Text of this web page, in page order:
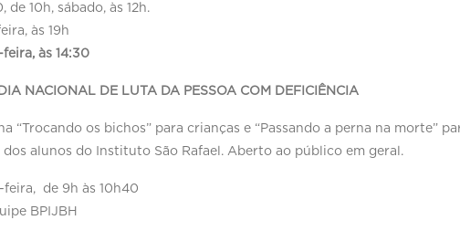
de 10h, sábado, às 12h.
às 19h
feira, às 14:30
NACIONAL DE LUTA DA PESSOA COM DEFICIÊNCIA
“Trocando os bichos” para crianças e “Passando a perna na morte”
alunos do Instituto São Rafael. Aberto ao público em geral.
feira, de 9h às 10h40
BPIJBH